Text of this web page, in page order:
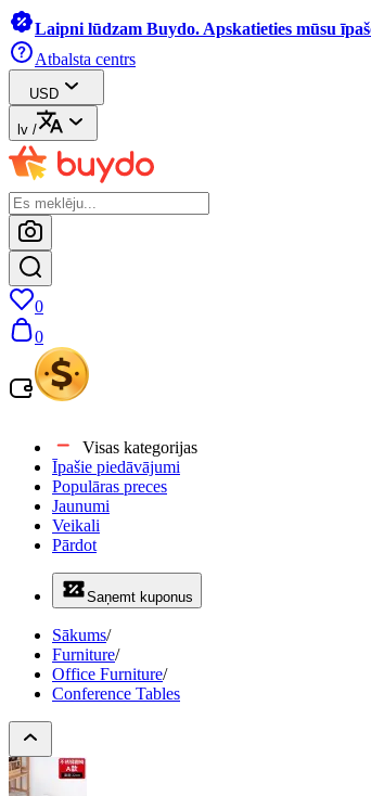
Laipni lūdzam Buydo. Apskatieties mūsu
Atbalsta centrs
USD
lv /
0
0
Visas kategorijas
Īpašie piedāvājumi
Populāras preces
Jaunumi
Veikali
Pārdot
Saņemt kuponus
Sākums/
Furniture/
Office Furniture/
Conference Tables